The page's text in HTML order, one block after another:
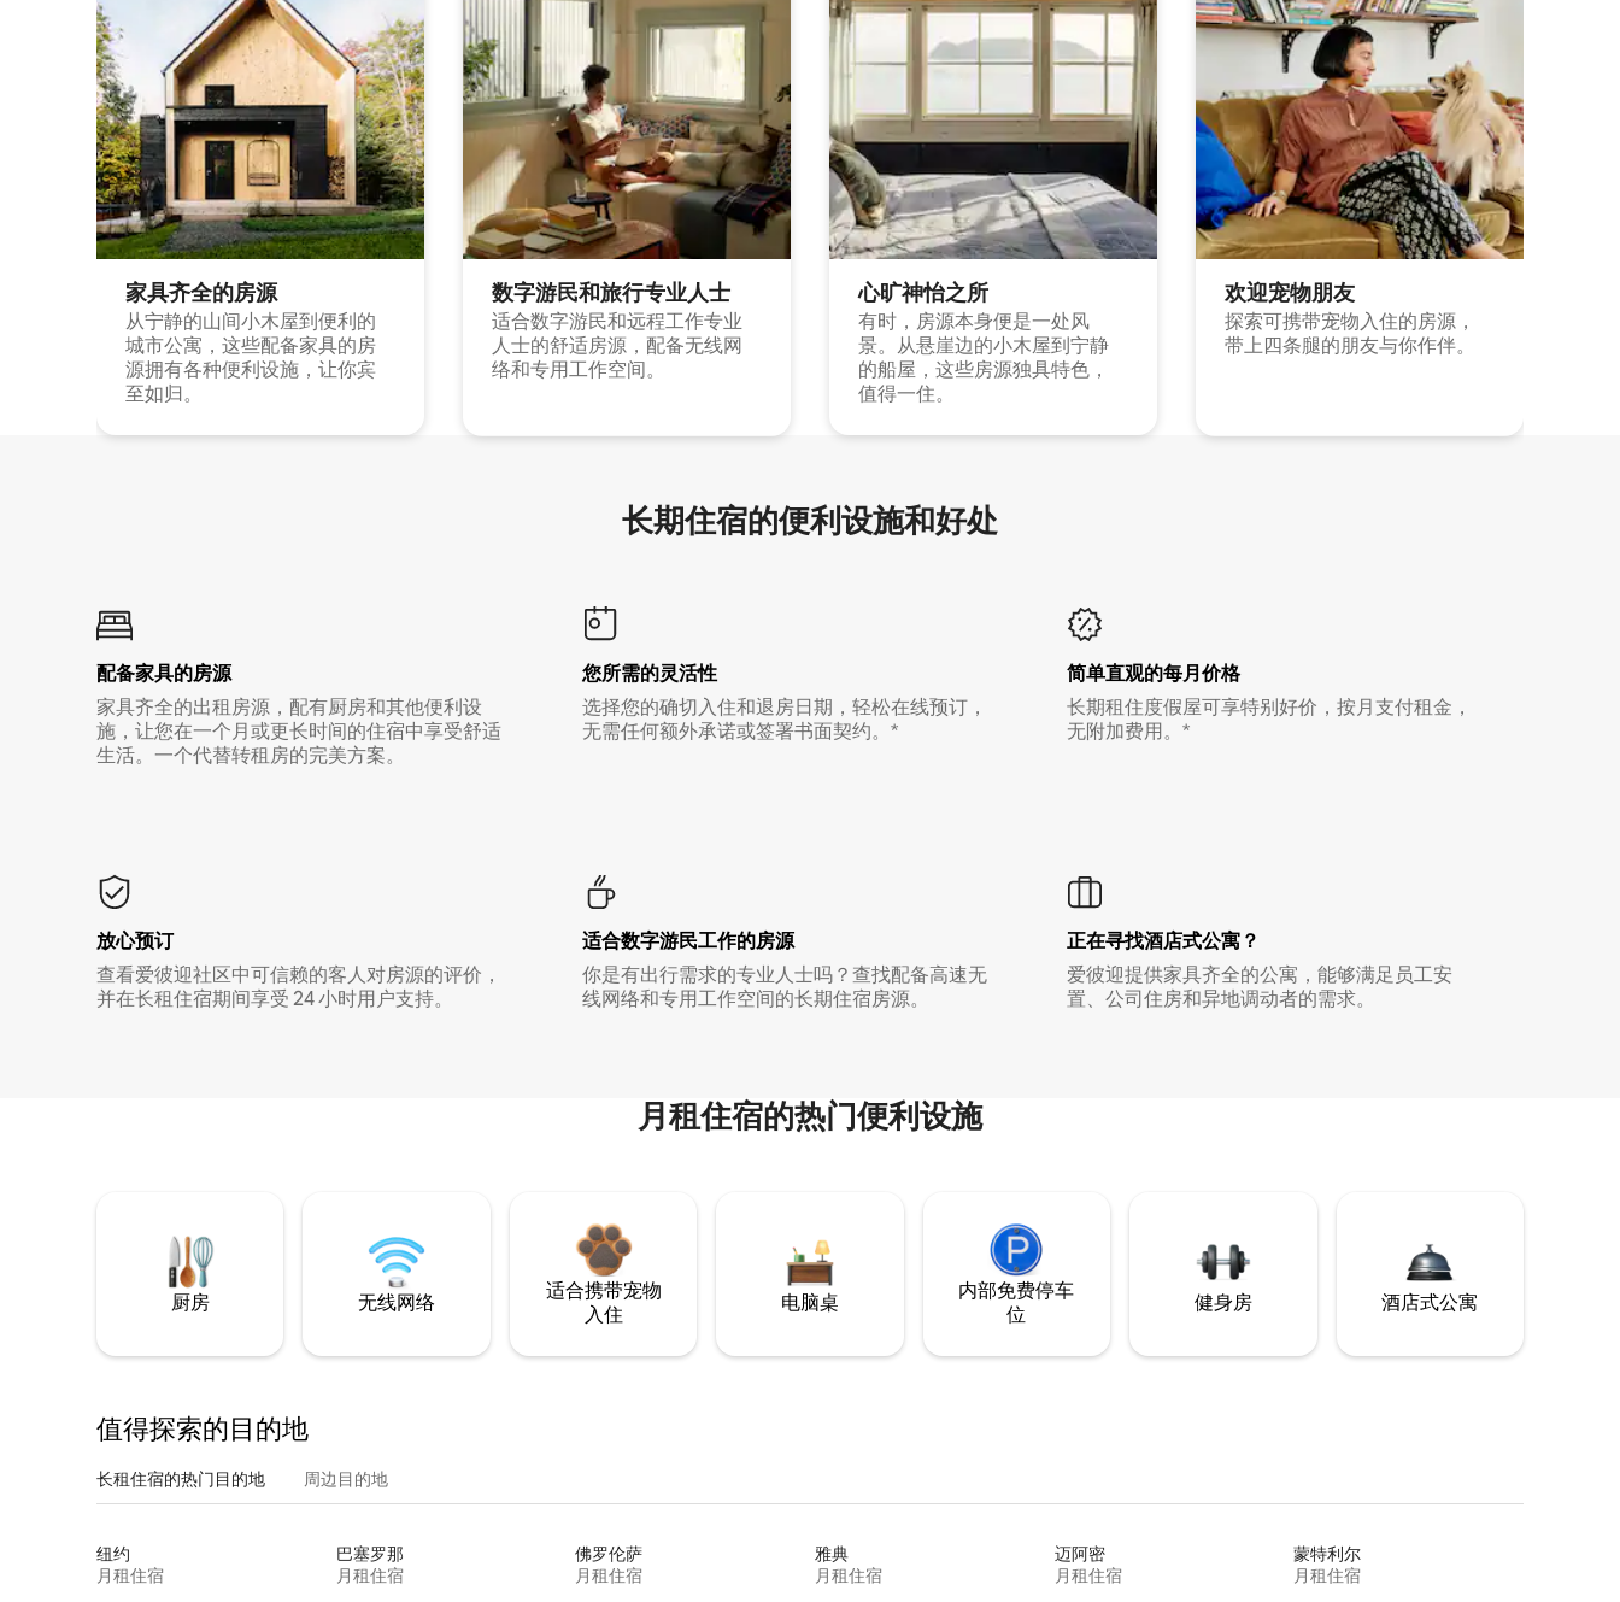
家具齐全的房源
从宁静的山间小木屋到便利的
城市公寓，这些配备家具的房
源拥有各种便利设施，让你宾
至如归。
数字游民和旅行专业人士
适合数字游民和远程工作专业
人士的舒适房源，配备无线网
络和专用工作空间。
心旷神怡之所
有时，房源本身便是一处风
景。从悬崖边的小木屋到宁静
的船屋，这些房源独具特色，
值得一住。
欢迎宠物朋友
探索可携带宠物入住的房源，
带上四条腿的朋友与你作伴。
长期住宿的便利设施和好处
配备家具的房源
家具齐全的出租房源，配有厨房和其他便利设
施，让您在一个月或更长时间的住宿中享受舒适
生活。一个代替转租房的完美方案。
您所需的灵活性
选择您的确切入住和退房日期，轻松在线预订，
无需任何额外承诺或签署书面契约。*
简单直观的每月价格
长期租住度假屋可享特别好价，按月支付租金，
无附加费用。*
放心预订
查看爱彼迎社区中可信赖的客人对房源的评价，
并在长租住宿期间享受 24 小时用户支持。
适合数字游民工作的房源
你是有出行需求的专业人士吗？查找配备高速无
线网络和专用工作空间的长期住宿房源。
正在寻找酒店式公寓？
爱彼迎提供家具齐全的公寓，能够满足员工安
置、公司住房和异地调动者的需求。
月租住宿的热门便利设施
厨房 无线网络
适合携带宠物
入住
电脑桌
内部免费停车
位
健身房 酒店式公寓
值得探索的目的地
长租住宿的热门目的地 周边目的地
纽约
月租住宿
巴塞罗那
月租住宿
佛罗伦萨
月租住宿
雅典
月租住宿
迈阿密
月租住宿
蒙特利尔
月租住宿